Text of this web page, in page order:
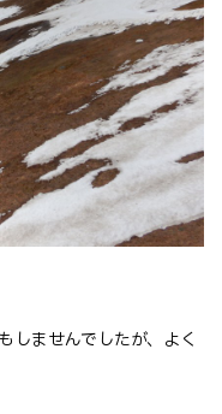
しませんでしたが、よく